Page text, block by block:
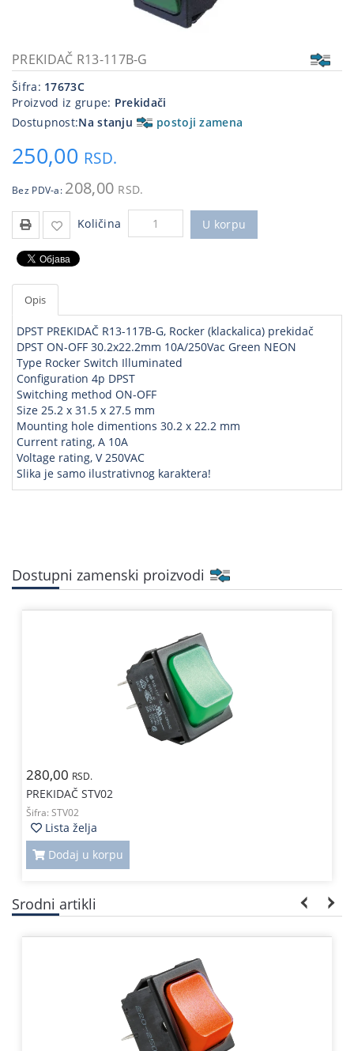
priključci
Kućna
tehnika
oprema,računari
Strujni
PREKIDAČ R13-117B-G
Šifra: 17673C
Proizvod iz grupe: Prekidači
Dostupnost:Na stanju postoji zamena
250,00 RSD.
Bez PDV-a: 208,00 RSD.
Količina U korpu
Opis
DPST PREKIDAČ R13-117B-G, Rocker (klackalica) prekidač
DPST ON-OFF 30.2x22.2mm 10A/250Vac Green NEON
Type Rocker Switch Illuminated
Configuration 4p DPST
Switching method ON-OFF
Size 25.2 x 31.5 x 27.5 mm
Mounting hole dimentions 30.2 x 22.2 mm
Current rating, A 10A
Voltage rating, V 250VAC
Slika je samo ilustrativnog karaktera!
Dostupni zamenski proizvodi
280,00 RSD.
PREKIDAČ STV02
Šifra: STV02
Lista želja
Dodaj u korpu
Srodni artikli